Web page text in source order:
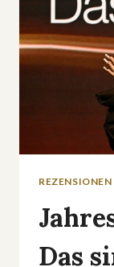
REZENSIONEN
Das